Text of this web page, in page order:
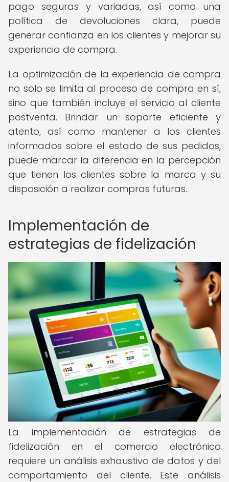
pago seguras y variadas, así como una
política de devoluciones clara, puede
generar confianza en los clientes y mejorar su
experiencia de compra.
La optimización de la experiencia de compra
no solo se limita al proceso de compra en sí,
sino que también incluye el servicio al cliente
postventa. Brindar un soporte eficiente y
atento, así como mantener a los clientes
informados sobre el estado de sus pedidos,
puede marcar la diferencia en la percepción
que tienen los clientes sobre la marca y su
disposición a realizar compras futuras.
Implementación de
estrategias de fidelización
La implementación de estrategias de
fidelización en el comercio electrónico
requiere un análisis exhaustivo de datos y del
comportamiento del cliente. Este análisis